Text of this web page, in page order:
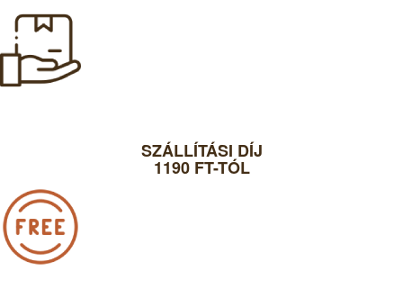
SZÁLLÍTÁSI DÍJ
1190 FT-TÓL